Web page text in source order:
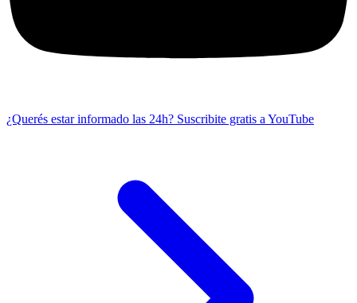
¿Querés estar informado las 24h? Suscribite gratis a YouTube